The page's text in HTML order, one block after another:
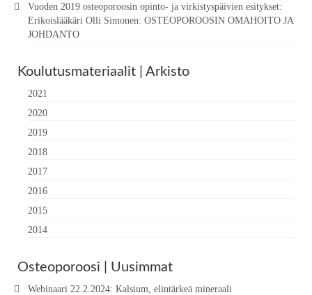
Vuoden 2019 osteoporoosin opinto- ja virkistyspäivien esitykset:
Erikoislääkäri Olli Simonen: OSTEOPOROOSIN OMAHOITO JA
JOHDANTO
Koulutusmateriaalit | Arkisto
2021
2020
2019
2018
2017
2016
2015
2014
Osteoporoosi | Uusimmat
Webinaari 22.2.2024: Kalsium, elintärkeä mineraali